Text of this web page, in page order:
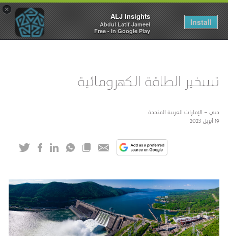
×
ALJ Insights
Abdul Latif Jameel
Free - In Google Play
Install
Toggle
navigation
تسخير الطاقة الكهرومائية
دبي – الإمارات العربية المتحدة
19 أبريل 2023